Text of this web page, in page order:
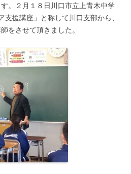
。２月１８日川口市立上青木中学
援講座」と称して川口支部から、
をさせて頂きました。